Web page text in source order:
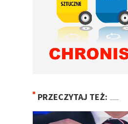
PRZECZYTAJ TEŻ: